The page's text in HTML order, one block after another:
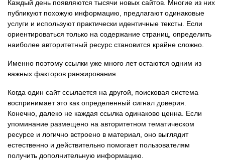
Каждый день появляются тысячи новых сайтов. Многие из них
публикуют похожую информацию, предлагают одинаковые
услуги и используют практически идентичные тексты. Если
ориентироваться только на содержание страниц, определить
наиболее авторитетный ресурс становится крайне сложно.
Именно поэтому ссылки уже много лет остаются одним из
важных факторов ранжирования.
Когда один сайт ссылается на другой, поисковая система
воспринимает это как определенный сигнал доверия.
Конечно, далеко не каждая ссылка одинаково ценна. Если
упоминание размещено на авторитетном тематическом
ресурсе и логично встроено в материал, оно выглядит
естественно и действительно помогает пользователям
получить дополнительную информацию.